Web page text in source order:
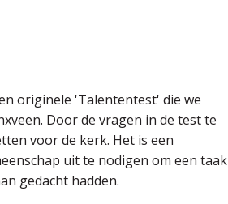
originele 'Talententest' die we
Door de vragen in de test te
voor de kerk. Het is een
uit te nodigen om een taak
gedacht hadden.